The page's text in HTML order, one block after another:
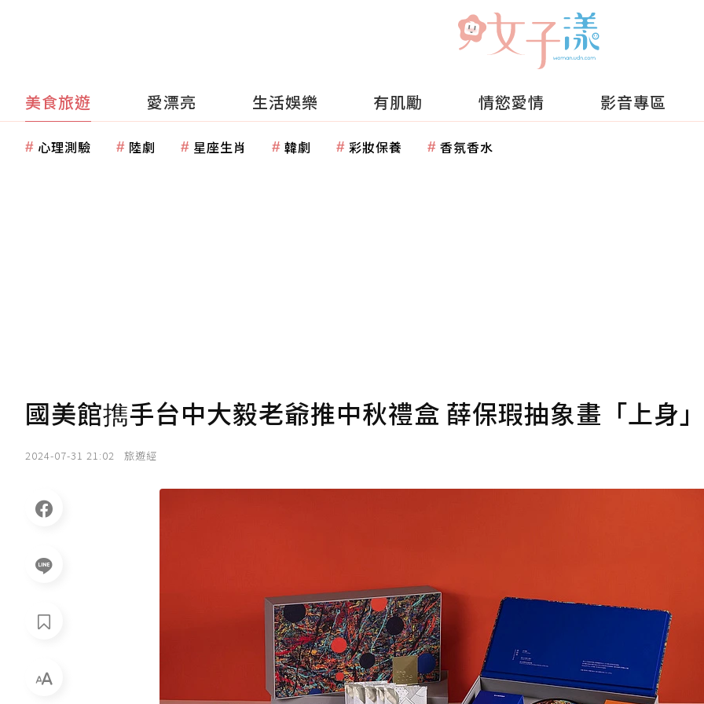
美食旅遊 愛漂亮 生活娛樂 有肌勵 情慾愛情 影音專區
心理測驗 陸劇 星座生肖 韓劇 彩妝保養 香氛香水
國美館擕手台中大毅老爺推中秋禮盒 薛保瑕抽象畫「上身
2024-07-31 21:02 旅遊經